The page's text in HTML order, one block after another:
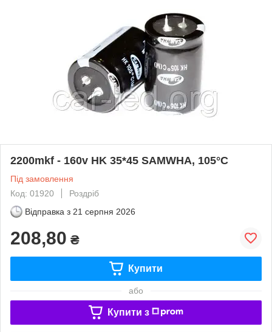
2200mkf - 160v HK 35*45 SAMWHA, 105°C
Під замовлення
Код: 01920
Роздріб
Відправка з 21 серпня 2026
208,80 ₴
Купити
або
Купити з